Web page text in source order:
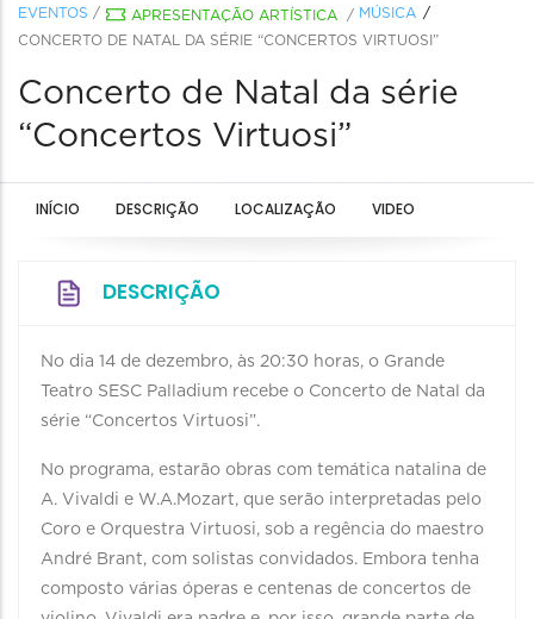
EVENTOS / APRESENTAÇÃO ARTÍSTICA / MÚSICA
CONCERTO DE NATAL DA SÉRIE “CONCERTOS VIRTUOSI”
Concerto de Natal da série
“Concertos Virtuosi”
INÍCIO DESCRIÇÃO LOCALIZAÇÃO VIDEO
DESCRIÇÃO
No dia 14 de dezembro, às 20:30 horas, o Grande
Teatro SESC Palladium recebe o Concerto de Natal da
série “Concertos Virtuosi”.
No programa, estarão obras com temática natalina de
A. Vivaldi e W.A.Mozart, que serão interpretadas pelo
Coro e Orquestra Virtuosi, sob a regência do maestro
André Brant, com solistas convidados. Embora tenha
composto várias óperas e centenas de concertos de